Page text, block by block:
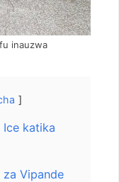
inauzwa
katika
za Vipande